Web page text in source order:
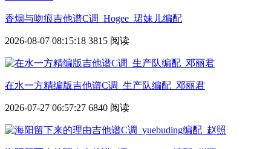
香烟与吻痕吉他谱C调_Hogee_珺妹儿编配
2026-08-07 08:15:18 3815 阅读
在水一方精编版吉他谱C调_生产队编配_邓丽君
2026-07-27 06:57:27 6840 阅读